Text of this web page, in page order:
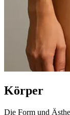
Körper
Die Form und